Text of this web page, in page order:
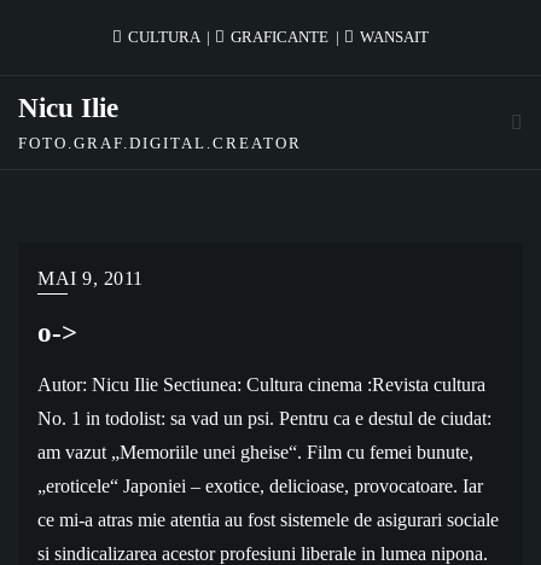
CULTURA GRAFICANTE WANSAIT
Nicu Ilie
FOTO.GRAF.DIGITAL.CREATOR
MAI 9, 2011
o->
Autor: Nicu Ilie Sectiunea: Cultura cinema :Revista cultura
No. 1 in todolist: sa vad un psi. Pentru ca e destul de ciudat:
am vazut „Memoriile unei gheise“. Film cu femei bunute,
„eroticele“ Japoniei – exotice, delicioase, provocatoare. Iar
ce mi-a atras mie atentia au fost sistemele de asigurari sociale
si sindicalizarea acestor profesiuni liberale in lumea nipona.